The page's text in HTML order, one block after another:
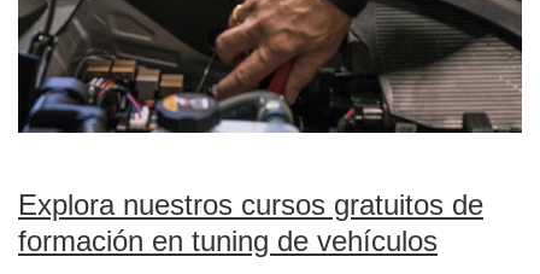
Explora nuestros cursos gratuitos de
formación en tuning de vehículos